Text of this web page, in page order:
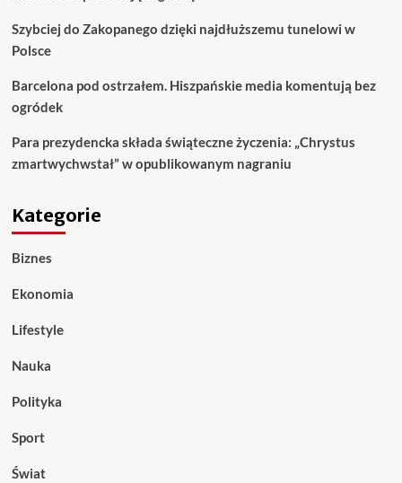
Szybciej do Zakopanego dzięki najdłuższemu tunelowi w
Polsce
Barcelona pod ostrzałem. Hiszpańskie media komentują bez
ogródek
Para prezydencka składa świąteczne życzenia: „Chrystus
zmartwychwstał” w opublikowanym nagraniu
Kategorie
Biznes
Ekonomia
Lifestyle
Nauka
Polityka
Sport
Świat